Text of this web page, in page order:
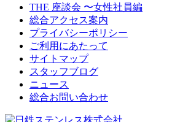
THE 座談会 〜女性社員編
総合アクセス案内
プライバシーポリシー
ご利用にあたって
サイトマップ
スタッフブログ
ニュース
総合お問い合わせ